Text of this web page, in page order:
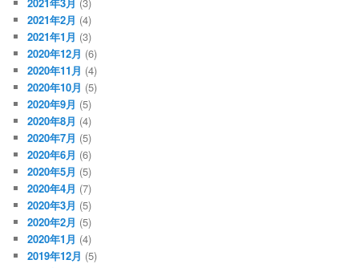
2021年2月 (4)
2021年1月 (3)
2020年12月 (6)
2020年11月 (4)
2020年10月 (5)
2020年9月 (5)
2020年8月 (4)
2020年7月 (5)
2020年6月 (6)
2020年5月 (5)
2020年4月 (7)
2020年3月 (5)
2020年2月 (5)
2020年1月 (4)
2019年12月 (5)